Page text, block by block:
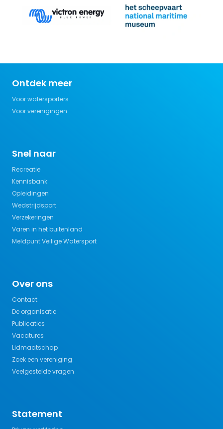
Ontdek meer
Voor watersporters
Voor verenigingen
Snel naar
Recreatie
Kennisbank
Opleidingen
Wedstrijdsport
Verzekeringen
Varen in het buitenland
Meldpunt Veilige Watersport
Over ons
Contact
De organisatie
Publicaties
Vacatures
Lidmaatschap
Zoek een vereniging
Veelgestelde vragen
Statement